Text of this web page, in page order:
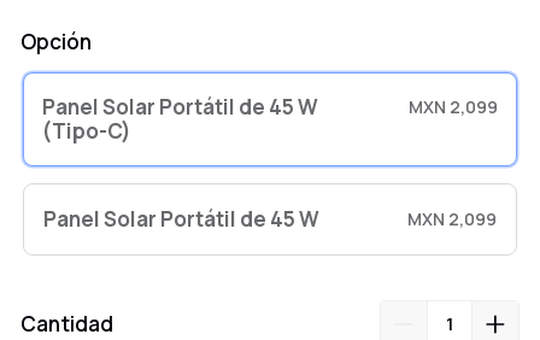
robusta fibra de vidrio PCB y un recubrimiento de ETFE
resistente, nuestros paneles están diseñados para
soportar las condiciones climáticas más adversas con
certificación IP68.
Tasa de conversión de hasta el 25 %:
rápido con un panel aún más pequeño. Con la
una novedad en la industria de los minipaneles solares
Opción
Panel Solar Portátil de 45 W
(Tipo-C)
MXN 2,099
Panel Solar Portátil de 45 W MXN 2,099
Cantidad